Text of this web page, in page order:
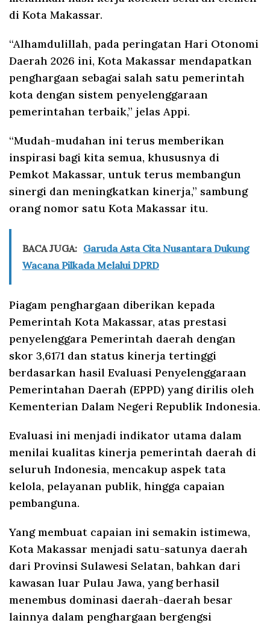
di Kota Makassar.
“Alhamdulillah, pada peringatan Hari Otonomi
Daerah 2026 ini, Kota Makassar mendapatkan
penghargaan sebagai salah satu pemerintah
kota dengan sistem penyelenggaraan
pemerintahan terbaik,” jelas Appi.
“Mudah-mudahan ini terus memberikan
inspirasi bagi kita semua, khususnya di
Pemkot Makassar, untuk terus membangun
sinergi dan meningkatkan kinerja,” sambung
orang nomor satu Kota Makassar itu.
BACA JUGA: Garuda Asta Cita Nusantara Dukung
Wacana Pilkada Melalui DPRD
Piagam penghargaan diberikan kepada
Pemerintah Kota Makassar, atas prestasi
penyelenggara Pemerintah daerah dengan
skor 3,6171 dan status kinerja tertinggi
berdasarkan hasil Evaluasi Penyelenggaraan
Pemerintahan Daerah (EPPD) yang dirilis oleh
Kementerian Dalam Negeri Republik Indonesia.
Evaluasi ini menjadi indikator utama dalam
menilai kualitas kinerja pemerintah daerah di
seluruh Indonesia, mencakup aspek tata
kelola, pelayanan publik, hingga capaian
pembanguna.
Yang membuat capaian ini semakin istimewa,
Kota Makassar menjadi satu-satunya daerah
dari Provinsi Sulawesi Selatan, bahkan dari
kawasan luar Pulau Jawa, yang berhasil
menembus dominasi daerah-daerah besar
lainnya dalam penghargaan bergengsi